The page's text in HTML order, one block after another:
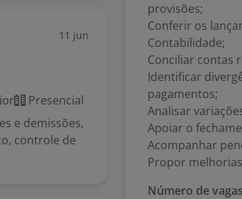
11 jun
Presencial
e demissões,
controle de
provisões;
Conferir os
Contabilidade;
Conciliar contas
Identificar
pagamentos;
Analisar
Apoiar o
Acompanhar
Propor
Número de